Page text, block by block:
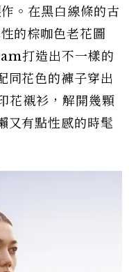
。在黑白線條的古
的棕咖色老花圖
打造出不一樣的
同花色的褲子穿出
花襯衫，解開幾顆
又有點性感的時髦